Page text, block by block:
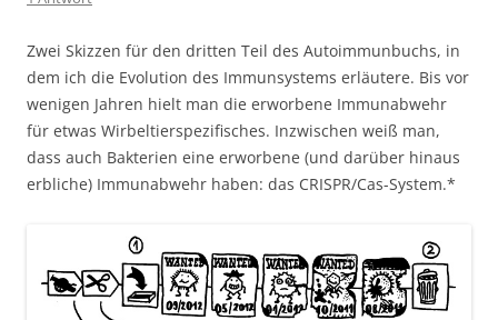
Zwei Skizzen für den dritten Teil des Autoimmunbuchs, in
dem ich die Evolution des Immunsystems erläutere. Bis vor
wenigen Jahren hielt man die erworbene Immunabwehr
für etwas Wirbeltierspezifisches. Inzwischen weiß man,
dass auch Bakterien eine erworbene (und darüber hinaus
erbliche) Immunabwehr haben: das CRISPR/Cas-System.*